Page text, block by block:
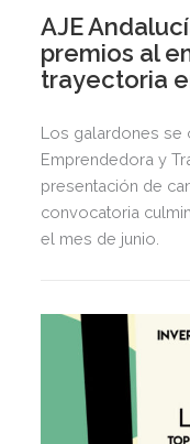
AJE
premios al
trayectoria
Los galardones se
Emprendedora y
presentación de
convocatoria
el mes de junio.